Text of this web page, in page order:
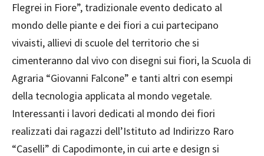
Flegrei in Fiore”, tradizionale evento dedicato al
mondo delle piante e dei fiori a cui partecipano
vivaisti, allievi di scuole del territorio che si
cimenteranno dal vivo con disegni sui fiori, la Scuola di
Agraria “Giovanni Falcone” e tanti altri con esempi
della tecnologia applicata al mondo vegetale.
Interessanti i lavori dedicati al mondo dei fiori
realizzati dai ragazzi dell’Istituto ad Indirizzo Raro
“Caselli” di Capodimonte, in cui arte e design si